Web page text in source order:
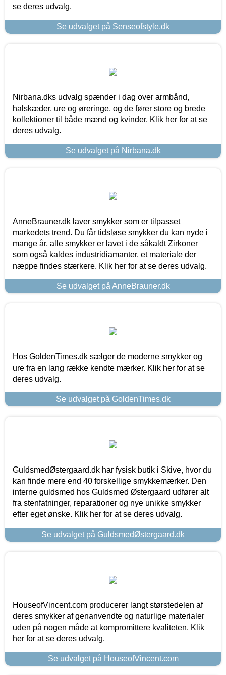
se deres udvalg.
Se udvalget på Senseofstyle.dk
Nirbana.dks udvalg spænder i dag over armbånd,
halskæder, ure og øreringe, og de fører store og brede
kollektioner til både mænd og kvinder. Klik her for at se
deres udvalg.
Se udvalget på Nirbana.dk
AnneBrauner.dk laver smykker som er tilpasset
markedets trend. Du får tidsløse smykker du kan nyde i
mange år, alle smykker er lavet i de såkaldt Zirkoner
som også kaldes industridiamanter, et materiale der
næppe findes stærkere. Klik her for at se deres udvalg.
Se udvalget på AnneBrauner.dk
Hos GoldenTimes.dk sælger de moderne smykker og
ure fra en lang række kendte mærker. Klik her for at se
deres udvalg.
Se udvalget på GoldenTimes.dk
GuldsmedØstergaard.dk har fysisk butik i Skive, hvor du
kan finde mere end 40 forskellige smykkemærker. Den
interne guldsmed hos Guldsmed Østergaard udfører alt
fra stenfatninger, reparationer og nye unikke smykker
efter eget ønske. Klik her for at se deres udvalg.
Se udvalget på GuldsmedØstergaard.dk
HouseofVincent.com producerer langt størstedelen af
deres smykker af genanvendte og naturlige materialer
uden på nogen måde at kompromittere kvaliteten. Klik
her for at se deres udvalg.
Se udvalget på HouseofVincent.com